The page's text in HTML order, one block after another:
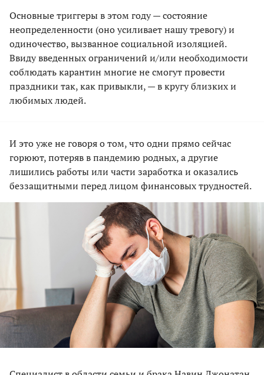
Основные триггеры в этом году — состояние
неопределенности (оно усиливает нашу тревогу) и
одиночество, вызванное социальной изоляцией.
Ввиду введенных ограничений и/или необходимости
соблюдать карантин многие не смогут провести
праздники так, как привыкли, — в кругу близких и
любимых людей.
И это уже не говоря о том, что одни прямо сейчас
горюют, потеряв в пандемию родных, а другие
лишились работы или части заработка и оказались
беззащитными перед лицом финансовых трудностей.